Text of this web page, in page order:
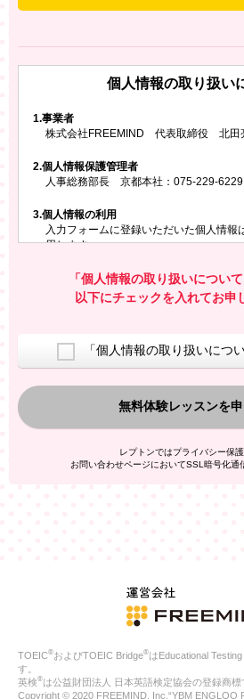
いいたします。
※ご兄弟姉妹など複数でお申し込み
所属施設名・会員番号または
所属施設名
会員番号またはクーポンコード
個人情報の取り扱い
1.事業者
株式会社FREEMIND 代表取締役 北田
2.個人情報保護管理者
人事総務部長 京都本社：075-229-6229
3.個人情報の利用
入力フォームに登録いただいた個人情報
用します。
お問い合わせにお答えするため
レプトンのキャンペーンや新商品（
室等をご案内するため
換した上で、広告・宣伝・販売促進
上記の利用目的のために第三者へ提供
なお、この利用目的を超えた個人情報
た、これ以外の目的で個人情報を利用す
人情報を、本人が特定されないデータに
者広告配信事業者においてマッチングを
ご本人の同意がある場合
法令に基づく場合
人の生命、身体または財産の保護の
公衆衛生の向上または児童の健全な
合
「個人情報の取り扱いについ
以下にチェックを入れてお申
「個人情報の取り扱いにつ
無料体験レッスンを
レプトンではプライバシー保護
お問い合わせページにおいてSSL暗号化通
TOEIC®およびTOEIC Bridge®はEducational
す。
英検®は公益財団法人 日本英語検定協会の登録商標
Copyright © 2020 FREEMIND, Inc.“YBM ENGLOO